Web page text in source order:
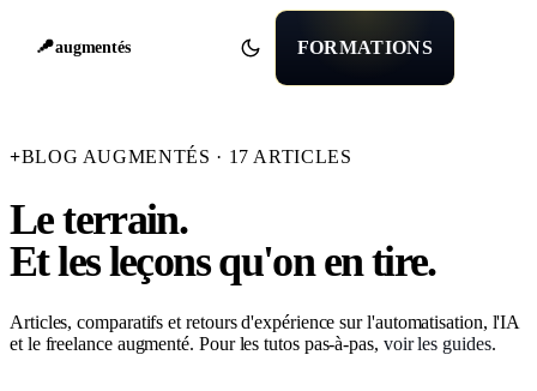
augmentés FORMATIONS
+BLOG AUGMENTÉS · 17 ARTICLES
Le terrain.
Et les leçons qu'on en tire.
Articles, comparatifs et retours d'expérience sur l'automatisation, l'IA
et le freelance augmenté. Pour les tutos pas-à-pas, voir les guides.